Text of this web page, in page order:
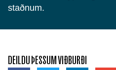
staðnum.
DEILDU ÞESSUM VIÐBURÐI